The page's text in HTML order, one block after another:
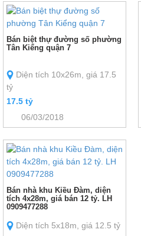
Bán biệt thự đường số phường
Tân Kiểng quận 7
Diện tích 10x26m, giá 17.5
tỷ
17.5 tỷ
06/03/2018
Bán nhà khu Kiều Đàm, diện
tích 4x28m, giá bán 12 tỷ. LH
0909477288
Diện tích 5x18m, giá 12.5 tỷ